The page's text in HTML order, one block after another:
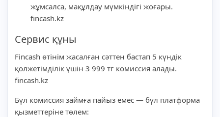
жұмсалса, мақұлдау мүмкіндігі жоғары.
fincash.kz
Сервис құны
Fincash өтінім жасалған сәттен бастап 5 күндік
қолжетімділік үшін 3 999 тг комиссия алады.
fincash.kz
Бұл комиссия займға пайыз емес — бұл платформа
қызметтеріне төлем: